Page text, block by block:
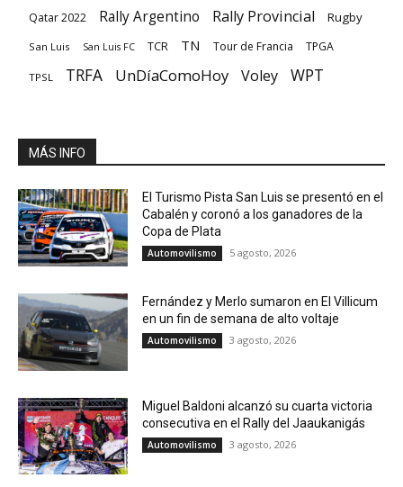
Qatar 2022 Rally Argentino Rally Provincial Rugby
San Luis San Luis FC TCR TN Tour de Francia TPGA
TPSL TRFA UnDíaComoHoy Voley WPT
MÁS INFO
El Turismo Pista San Luis se presentó en el
Cabalén y coronó a los ganadores de la
Copa de Plata
Automovilismo 5 agosto, 2026
Fernández y Merlo sumaron en El Villicum
en un fin de semana de alto voltaje
Automovilismo 3 agosto, 2026
Miguel Baldoni alcanzó su cuarta victoria
consecutiva en el Rally del Jaaukanigás
Automovilismo 3 agosto, 2026